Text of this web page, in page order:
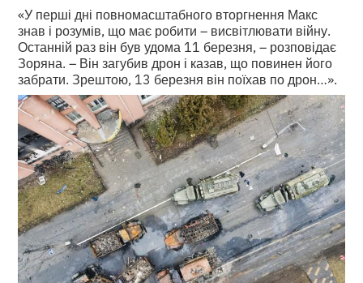
«У перші дні повномасштабного вторгнення Макс
знав і розумів, що має робити – висвітлювати війну.
Останній раз він був удома 11 березня, – розповідає
Зоряна. – Він загубив дрон і казав, що повинен його
забрати. Зрештою, 13 березня він поїхав по дрон…».